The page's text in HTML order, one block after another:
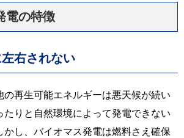
電の特徴
右されない
の再生可能エネルギーは悪天候が続い
たりと自然環境によって発電できない
かし、バイオマス発電は燃料さえ確保